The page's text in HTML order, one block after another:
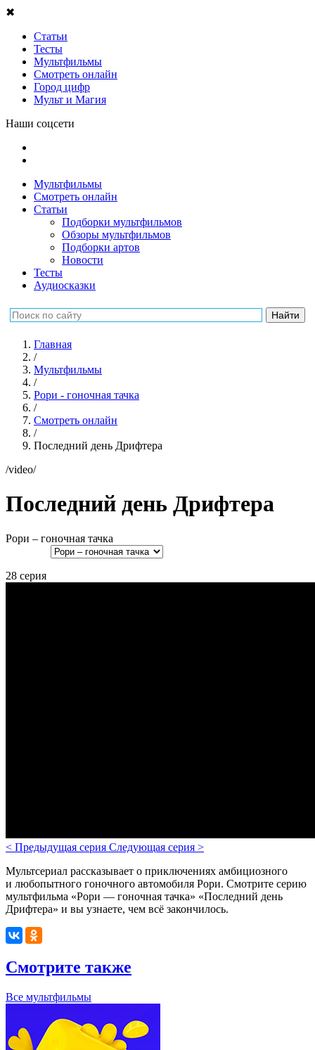
✖
Статьи
Тесты
Мультфильмы
Смотреть онлайн
Город цифр
Мульт и Магия
Наши соцсети
Мультфильмы
Смотреть онлайн
Статьи
Подборки мультфильмов
Обзоры мультфильмов
Подборки артов
Новости
Тесты
Аудиосказки
Главная
/
Мультфильмы
/
Рори - гоночная тачка
/
Смотреть онлайн
/
Последний день Дрифтера
/video/
Последний день Дрифтера
Рори – гоночная тачка
28 серия
< Предыдущая серия Следующая серия >
Мультсериал рассказывает о приключениях амбициозного
и любопытного гоночного автомобиля Рори. Смотрите серию
мультфильма «Рори — гоночная тачка» «Последний день
Дрифтера» и вы узнаете, чем всё закончилось.
Смотрите также
Все мультфильмы